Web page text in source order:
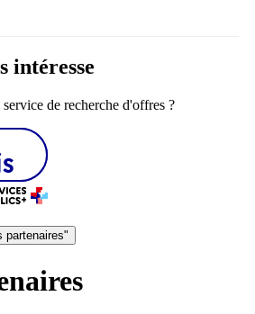
intéresse
de recherche d'offres ?
partenaires"